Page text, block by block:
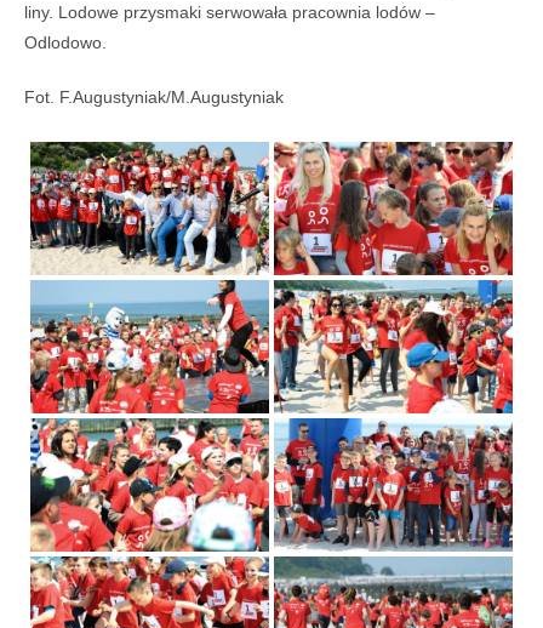
liny. Lodowe przysmaki serwowała pracownia lodów –
Odlodowo.
Fot. F.Augustyniak/M.Augustyniak